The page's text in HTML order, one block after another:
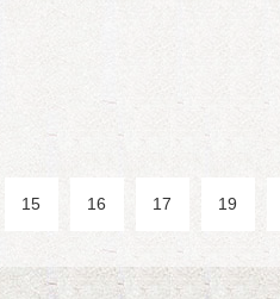
15 16 17 19